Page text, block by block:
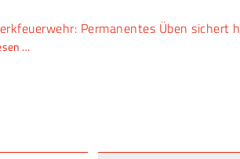
Permanentes Üben sichert
…ICO-
Einsatzbereitschaft